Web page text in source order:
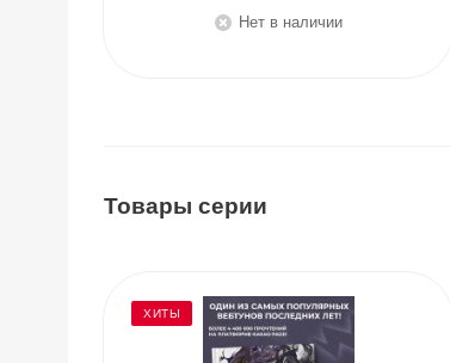
Нет в наличии
Товары серии
ХИТЫ